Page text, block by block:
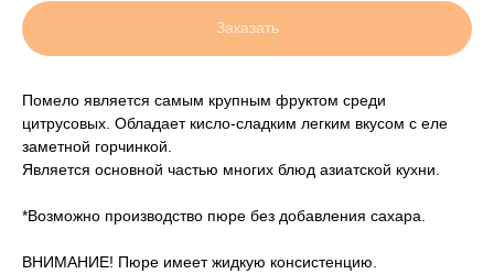
Заказать
Помело является самым крупным фруктом среди
цитрусовых. Обладает кисло-сладким легким вкусом с еле
заметной горчинкой.
Является основной частью многих блюд азиатской кухни.
*Возможно производство пюре без добавления сахара.
ВНИМАНИЕ! Пюре имеет жидкую консистенцию.